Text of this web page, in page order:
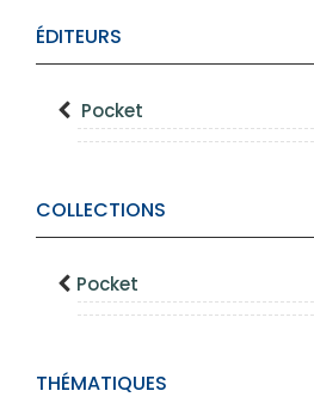
ÉDITEURS
Pocket
COLLECTIONS
Pocket
THÉMATIQUES